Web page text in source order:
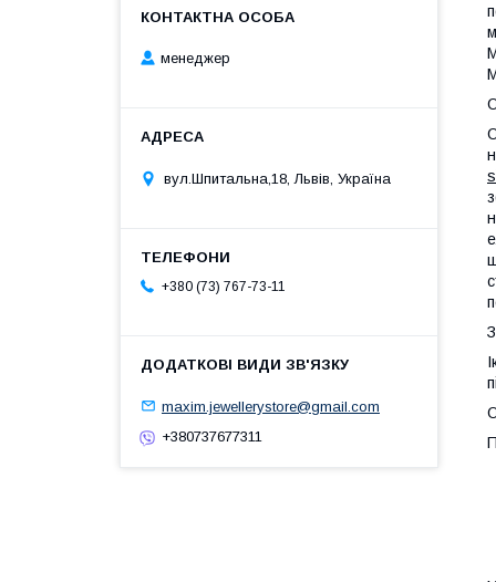
менеджер
вул.Шпитальна,18, Львів, Україна
+380 (73) 767-73-11
maxim.jewellerystore@gmail.com
+380737677311